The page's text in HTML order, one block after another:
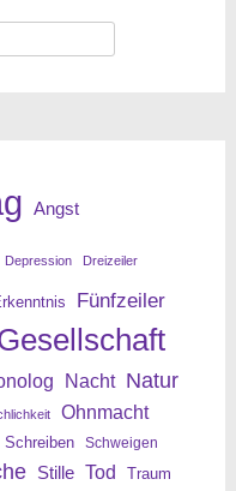
Angst
Depression Dreizeiler
Fünfzeiler
Nacht Natur
Ohnmacht
Schreiben Schweigen
Stille Tod Traum